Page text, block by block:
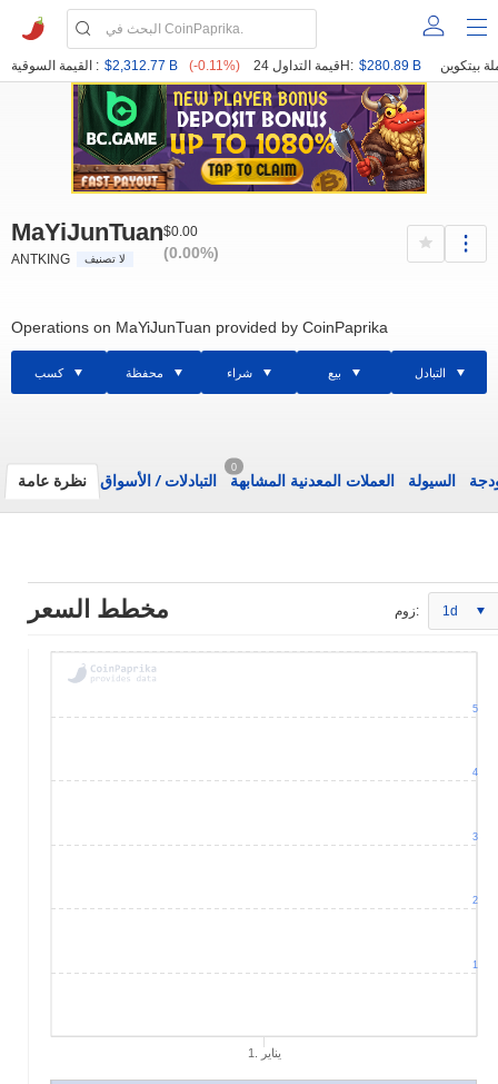
القيمة السوقية : $2,312.77 B (-0.11%) قيمة التداول 24H: $280.89 B
MaYiJunTuan
ANTKING لا تصنيف
$0.00
(0.00%)
Operations on MaYiJunTuan provided by CoinPaprika
كسب محفظة شراء بيع التبادل
نظرة عامة التبادلات/ الأسواق
0
العملات المعدنية المشابهة السيولة
مخطط السعر زوم: 1d
1. يناير
1
2
3
4
5